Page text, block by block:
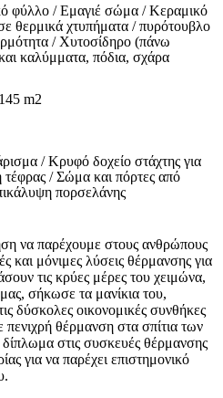
φύλλο / Εμαγιέ σώμα / Κεραμικό
θερμικά χτυπήματα / πυρότουβλο
/ Χυτοσίδηρο (πάνω
καλύμματα, πόδια, σχάρα
m2
/ Κρυφό δοχείο στάχτης για
τέφρας / Σώμα και πόρτες από
πορσελάνης
να παρέχουμε στους ανθρώπους
και μόνιμες λύσεις θέρμανσης για
τις κρύες μέρες του χειμώνα,
σήκωσε τα μανίκια του,
δύσκολες οικονομικές συνθήκες
θέρμανση στα σπίτια των
στις συσκευές θέρμανσης
για να παρέχει επιστημονικό